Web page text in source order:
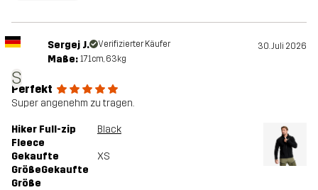
S
Sergej J. Verifizierter Käufer 30. Juli 2026
Maße: 171cm, 63kg
Perfekt
Super angenehm zu tragen.
Hiker Full-zip
Fleece
Black
Gekaufte
GrößeGekaufte
Größe
XS